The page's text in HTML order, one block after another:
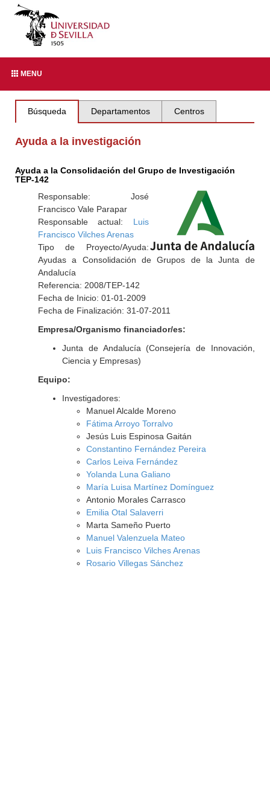
MENU
Búsqueda Departamentos Centros
Ayuda a la investigación
Ayuda a la Consolidación del Grupo de Investigación
TEP-142
Responsable: José
Francisco Vale Parapar
Responsable actual: Luis
Francisco Vilches Arenas
Tipo de Proyecto/Ayuda:
Ayudas a Consolidación de Grupos de la Junta de
Andalucía
Referencia: 2008/TEP-142
Fecha de Inicio: 01-01-2009
Fecha de Finalización: 31-07-2011
Empresa/Organismo financiador/es:
Junta de Andalucía (Consejería de Innovación,
Ciencia y Empresas)
Equipo:
Investigadores:
Manuel Alcalde Moreno
Fátima Arroyo Torralvo
Jesús Luis Espinosa Gaitán
Constantino Fernández Pereira
Carlos Leiva Fernández
Yolanda Luna Galiano
María Luisa Martínez Domínguez
Antonio Morales Carrasco
Emilia Otal Salaverri
Marta Sameño Puerto
Manuel Valenzuela Mateo
Luis Francisco Vilches Arenas
Rosario Villegas Sánchez